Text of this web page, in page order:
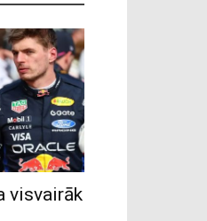
visvairāk